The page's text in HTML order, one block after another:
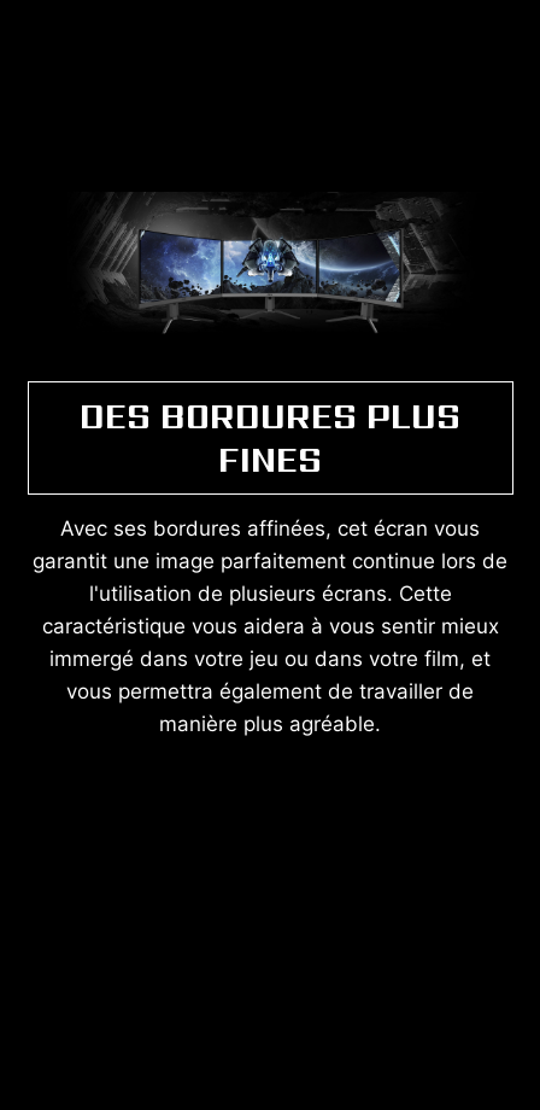
DES BORDURES PLUS
FINES
Avec ses bordures affinées, cet écran vous
garantit une image parfaitement continue lors de
l'utilisation de plusieurs écrans. Cette
caractéristique vous aidera à vous sentir mieux
immergé dans votre jeu ou dans votre film, et
vous permettra également de travailler de
manière plus agréable.